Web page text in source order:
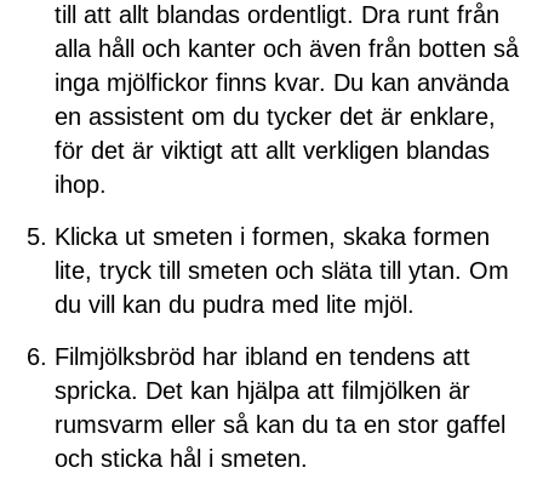
till att allt blandas ordentligt. Dra runt från
alla håll och kanter och även från botten så
inga mjölfickor finns kvar. Du kan använda
en assistent om du tycker det är enklare,
för det är viktigt att allt verkligen blandas
ihop.
Klicka ut smeten i formen, skaka formen
lite, tryck till smeten och släta till ytan. Om
du vill kan du pudra med lite mjöl.
Filmjölksbröd har ibland en tendens att
spricka. Det kan hjälpa att filmjölken är
rumsvarm eller så kan du ta en stor gaffel
och sticka hål i smeten.